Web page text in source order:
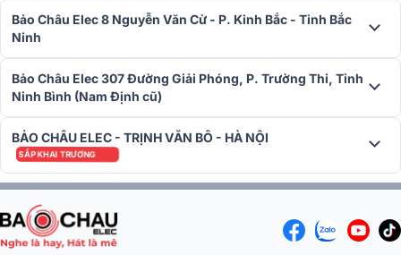
Bảo Châu Elec 8 Nguyễn Văn Cừ - P. Kinh Bắc - Tỉnh Bắc
Ninh
Bảo Châu Elec 307 Đường Giải Phóng, P. Trường Thi, Tỉnh
Ninh Bình (Nam Định cũ)
BẢO CHÂU ELEC - TRỊNH VĂN BÔ - HÀ NỘI
SẮP KHAI TRƯƠNG